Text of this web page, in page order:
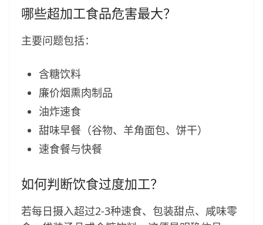
哪些超加工食品危害最大？
主要问题包括：
含糖饮料
廉价烟熏肉制品
油炸速食
甜味早餐（谷物、羊角面包、饼干）
速食餐与快餐
如何判断饮食过度加工？
若每日摄入超过2-3种速食、包装甜点、咸味零